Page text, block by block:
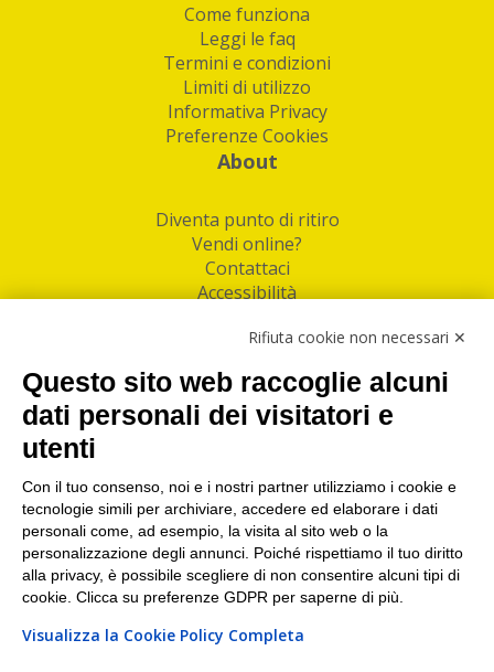
Come funziona
Leggi le faq
Termini e condizioni
Limiti di utilizzo
Informativa Privacy
Preferenze Cookies
About
Diventa punto di ritiro
Vendi online?
Contattaci
Accessibilità
Facebook
Linkedin
I nostri punti di ritiro e spedizione pacchi nelle
maggiori città italiane
Torino|Milano|Roma|Bologna|Firenze| Genova
Napoli|Varese
Rifiuta cookie non necessari ✕
Questo sito web raccoglie alcuni
dati personali dei visitatori e
utenti
Con il tuo consenso, noi e i nostri partner utilizziamo i cookie e
tecnologie simili per archiviare, accedere ed elaborare i dati
personali come, ad esempio, la visita al sito web o la
personalizzazione degli annunci. Poiché rispettiamo il tuo diritto
alla privacy, è possibile scegliere di non consentire alcuni tipi di
cookie. Clicca su preferenze GDPR per saperne di più.
Visualizza la Cookie Policy Completa